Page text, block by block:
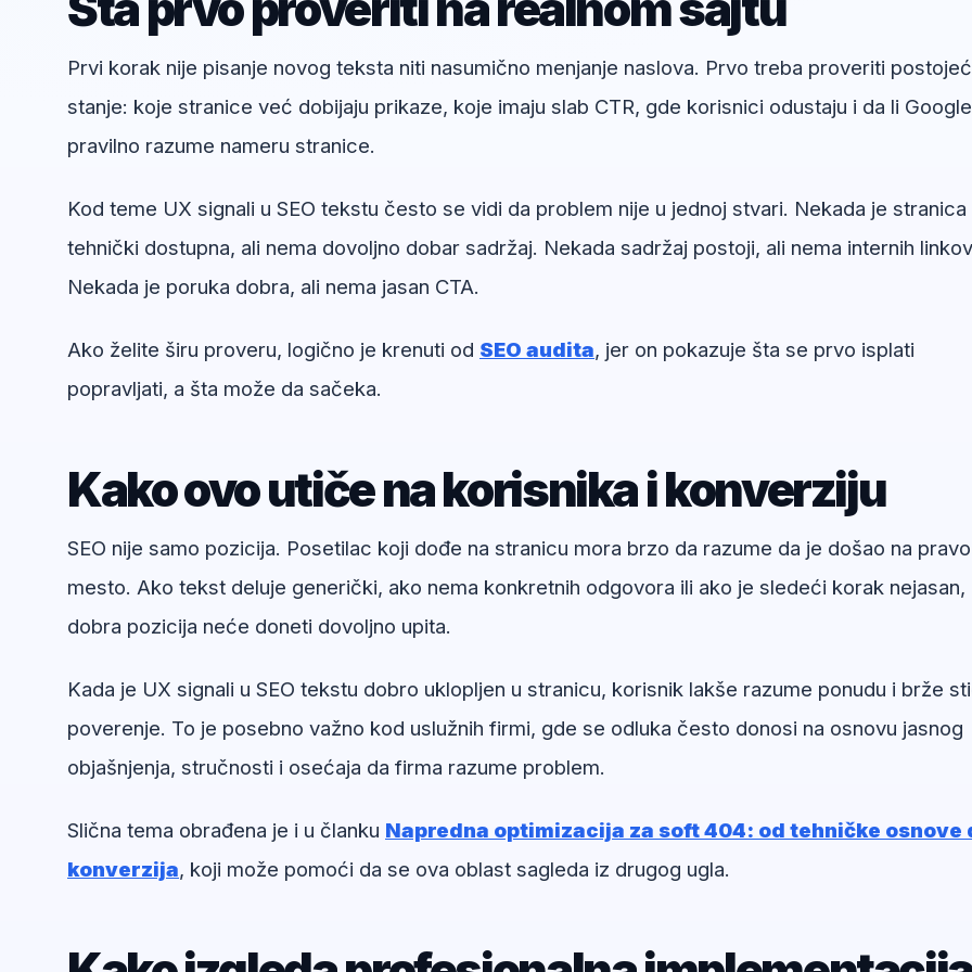
Prvi korak nije pisanje novog teksta niti nasumično menjanje naslova. Prvo treba proveriti
stanje: koje stranice već dobijaju prikaze, koje imaju slab CTR, gde korisnici odustaju i da li Google
pravilno razume nameru stranice.
Kod teme UX signali u SEO tekstu često se vidi da problem nije u jednoj stvari. Nekada je stranica
tehnički dostupna, ali nema dovoljno dobar sadržaj. Nekada sadržaj postoji, ali nema internih
Nekada je poruka dobra, ali nema jasan CTA.
Ako želite širu proveru, logično je krenuti od SEO audita, jer on pokazuje šta se prvo isplati
popravljati, a šta može da sačeka.
Kako ovo utiče na korisnika i konverziju
SEO nije samo pozicija. Posetilac koji dođe na stranicu mora brzo da razume da je došao na pravo
mesto. Ako tekst deluje generički, ako nema konkretnih odgovora ili ako je sledeći korak nejasan,
dobra pozicija neće doneti dovoljno upita.
Kada je UX signali u SEO tekstu dobro uklopljen u stranicu, korisnik lakše razume ponudu i brže
poverenje. To je posebno važno kod uslužnih firmi, gde se odluka često donosi na osnovu jasnog
objašnjenja, stručnosti i osećaja da firma razume problem.
Slična tema obrađena je i u članku Napredna optimizacija za soft 404: od tehničke osnove
konverzija, koji može pomoći da se ova oblast sagleda iz drugog ugla.